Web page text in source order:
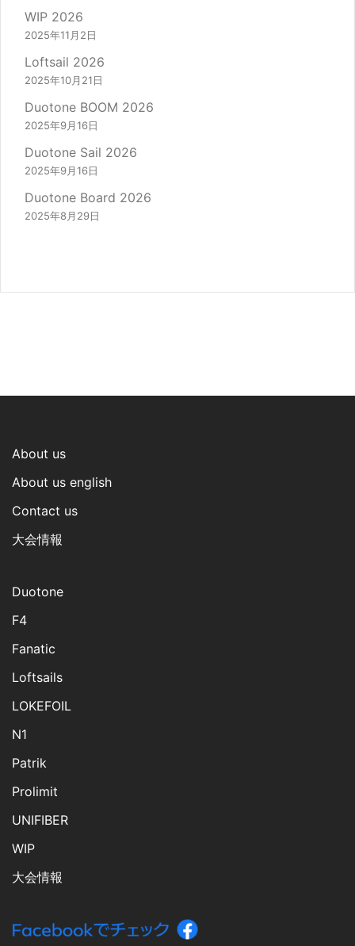
WIP 2026
2025年11月2日
Loftsail 2026
2025年10月21日
Duotone BOOM 2026
2025年9月16日
Duotone Sail 2026
2025年9月16日
Duotone Board 2026
2025年8月29日
About us
About us english
Contact us
大会情報
Duotone
F4
Fanatic
Loftsails
LOKEFOIL
N1
Patrik
Prolimit
UNIFIBER
WIP
大会情報